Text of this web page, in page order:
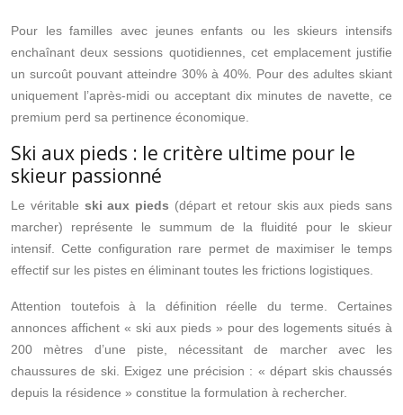
Pour les familles avec jeunes enfants ou les skieurs intensifs
enchaînant deux sessions quotidiennes, cet emplacement justifie
un surcoût pouvant atteindre 30% à 40%. Pour des adultes skiant
uniquement l’après-midi ou acceptant dix minutes de navette, ce
premium perd sa pertinence économique.
Ski aux pieds : le critère ultime pour le
skieur passionné
Le véritable ski aux pieds (départ et retour skis aux pieds sans
marcher) représente le summum de la fluidité pour le skieur
intensif. Cette configuration rare permet de maximiser le temps
effectif sur les pistes en éliminant toutes les frictions logistiques.
Attention toutefois à la définition réelle du terme. Certaines
annonces affichent « ski aux pieds » pour des logements situés à
200 mètres d’une piste, nécessitant de marcher avec les
chaussures de ski. Exigez une précision : « départ skis chaussés
depuis la résidence » constitue la formulation à rechercher.